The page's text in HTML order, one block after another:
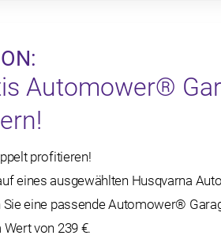
Automower®
profitieren!
eines ausgewählten Husqvarna
Sie eine passende Automower®
Wert von 239 €.